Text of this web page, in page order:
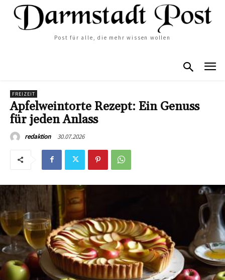
Post für alle, die mehr wissen wollen
FREIZEIT
Apfelweintorte Rezept: Ein Genuss
für jeden Anlass
redaktion 30.07.2026